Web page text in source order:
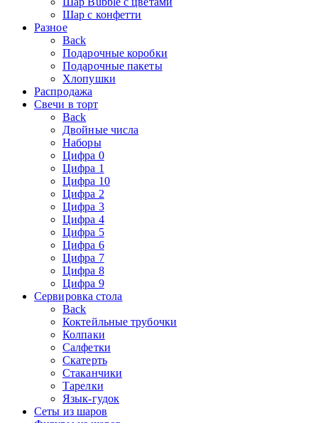
Шар с конфетти
Разное
Back
Подарочные коробки
Подарочные пакеты
Хлопушки
Распродажа
Свечи в торт
Back
Двойные числа
Наборы
Цифра 0
Цифра 1
Цифра 10
Цифра 2
Цифра 3
Цифра 4
Цифра 5
Цифра 6
Цифра 7
Цифра 8
Цифра 9
Сервировка стола
Back
Коктейльные трубочки
Колпаки
Салфетки
Скатерть
Стаканчики
Тарелки
Язык-гудок
Сеты из шаров